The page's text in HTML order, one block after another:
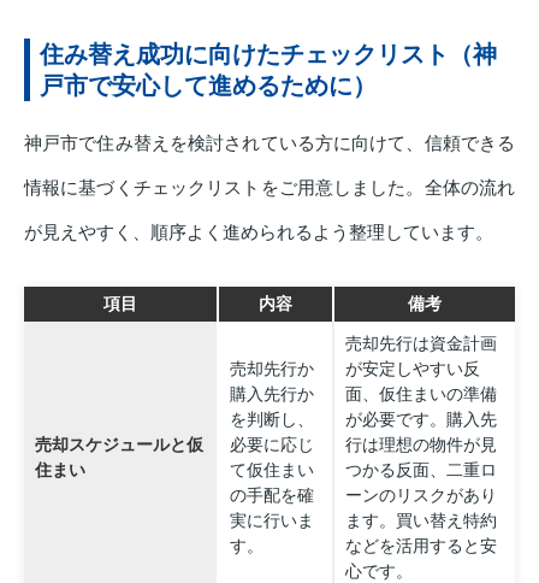
住み替え成功に向けたチェックリスト（神
戸市で安心して進めるために）
神戸市で住み替えを検討されている方に向けて、信頼できる
情報に基づくチェックリストをご用意しました。全体の流れ
が見えやすく、順序よく進められるよう整理しています。
項目 内容 備考
売却スケジュールと仮
住まい
売却先行か
購入先行か
を判断し、
必要に応じ
て仮住まい
の手配を確
実に行いま
す。
売却先行は資金計画
が安定しやすい反
面、仮住まいの準備
が必要です。購入先
行は理想の物件が見
つかる反面、二重ロ
ーンのリスクがあり
ます。買い替え特約
などを活用すると安
心です。